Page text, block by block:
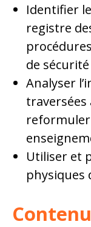
Identifier
registre
de
Analyser
Utiliser et
physiques